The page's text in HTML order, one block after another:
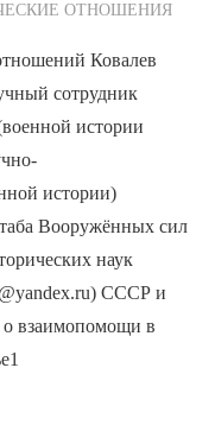
ОТНОШЕНИЯ
Ковалев
сотрудник
истории
истории)
Вооружённых сил
наук
СССР и
о взаимопомощи в